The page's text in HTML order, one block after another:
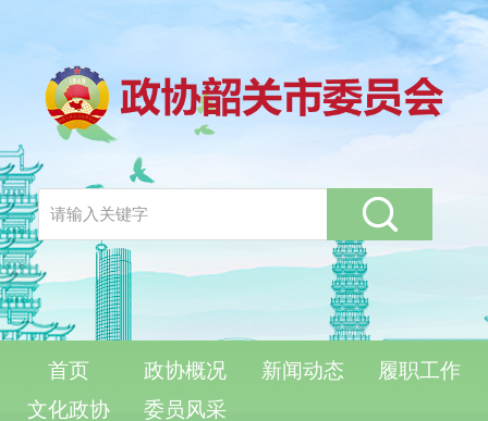
首页 政协概况 新闻动态
履职工作
文化政协
委员风采